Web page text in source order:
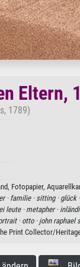
Eltern,
1789)
Fotopapier,
· familie · sitting · glück ·
leute ·metapher ·
· otto · john raphael
Print Collector/